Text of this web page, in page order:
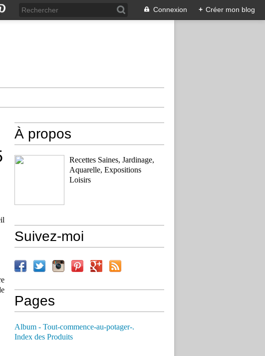
Connexion + Créer mon blog
À propos
Recettes Saines, Jardinage,
Aquarelle, Expositions
Loisirs
Suivez-moi
Pages
Album - Tout-commence-au-potager-.
Index des Produits